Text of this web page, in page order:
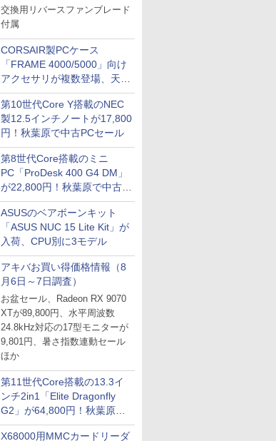
に単品パッケージ
交換用リバースファンブレード
付属
CORSAIR製PCケース
「FRAME 4000/5000」向け
アクセサリが複数登場、天然
木製パネルや背面コネクタ対
応トレイなど
第10世代Core Y搭載のNEC
製12.5インチノートが17,800
円！秋葉原で中古PCセール
第8世代Core搭載のミニ
PC「ProDesk 400 G4 DM」
が22,800円！秋葉原で中古
PCセール
ASUSのベアボーンキット
「ASUS NUC 15 Lite Kit」が
入荷、CPU別に3モデル
アキバお買い得価格情報（8
月6日～7日調査）
お盆セール、Radeon RX 9070
XTが89,800円、水平周波数
24.8kHz対応の17型モニターが
9,801円、暑さ指数連動セール
ほか
第11世代Core搭載の13.3イ
ンチ2in1「Elite Dragonfly
G2」が64,800円！秋葉原で
中古PCセール
X68000用MMCカードリーダ